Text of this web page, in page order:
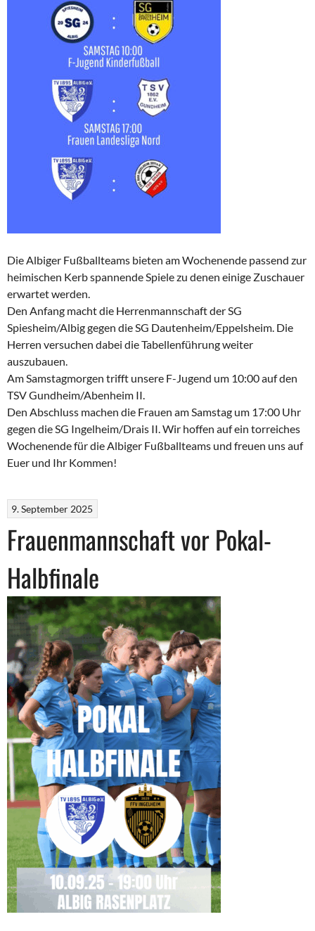
Die Albiger Fußballteams bieten am Wochenende passend zur
heimischen Kerb spannende Spiele zu denen einige Zuschauer
erwartet werden.
Den Anfang macht die Herrenmannschaft der SG
Spiesheim/Albig gegen die SG Dautenheim/Eppelsheim. Die
Herren versuchen dabei die Tabellenführung weiter
auszubauen.
Am Samstagmorgen trifft unsere F-Jugend um 10:00 auf den
TSV Gundheim/Abenheim II.
Den Abschluss machen die Frauen am Samstag um 17:00 Uhr
gegen die SG Ingelheim/Drais II. Wir hoffen auf ein torreiches
Wochenende für die Albiger Fußballteams und freuen uns auf
Euer und Ihr Kommen!
9. September 2025
Frauenmannschaft vor Pokal-
Halbfinale